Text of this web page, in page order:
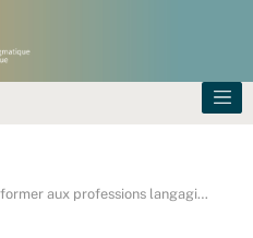
aux professions langagi…